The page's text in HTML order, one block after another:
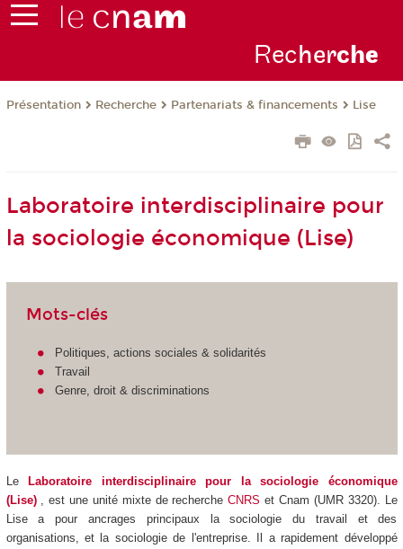
Recherche
Présentation Recherche Partenariats & financements Lise
Laboratoire interdisciplinaire pour
la sociologie économique (Lise)
Mots-clés
Politiques, actions sociales & solidarités
Travail
Genre, droit & discriminations
Le
Laboratoire interdisciplinaire pour la sociologie économique
(Lise) , est une unité mixte de rechercheCNRS et Cnam (UMR 3320). Le
Lise a pour ancrages principaux la sociologie du travail et des
organisations, et la sociologie de l'entreprise. Il a rapidement développé